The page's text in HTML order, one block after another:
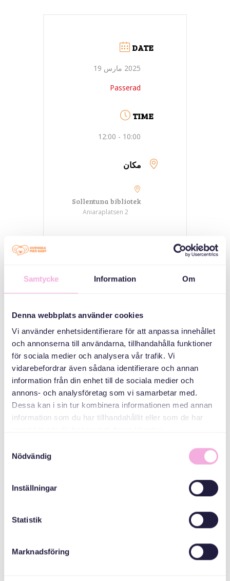
Samtycke Information Om
Denna webbplats använder cookies
Vi använder enhetsidentifierare för att anpassa innehållet
och annonserna till användarna, tillhandahålla funktioner
för sociala medier och analysera vår trafik. Vi
vidarebefordrar även sådana identifierare och annan
information från din enhet till de sociala medier och
annons- och analysföretag som vi samarbetar med.
Dessa kan i sin tur kombinera informationen med annan
information som du har tillhandahållit eller som de har
Nödvändig
Inställningar
Statistik
Marknadsföring
DATE
2025 مارس 19
Passerad
TIME
10:00 - 12:00
مكان
Sollentuna bibliotek
Aniaraplatsen 2
اللجوء واللاجئين
bokningen@svenskamedbaby.se